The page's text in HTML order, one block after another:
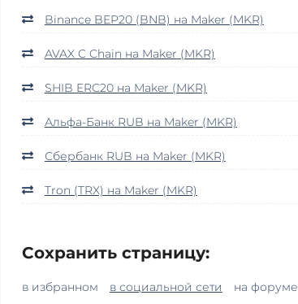
Binance BEP20 (BNB) на Maker (MKR)
AVAX C Chain на Maker (MKR)
SHIB ERC20 на Maker (MKR)
Альфа-Банк RUB на Maker (MKR)
Сбербанк RUB на Maker (MKR)
Tron (TRX) на Maker (MKR)
Сохранить страницу:
в избранном в социальной сети на форуме